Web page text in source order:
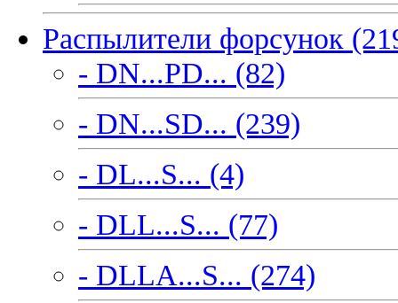
Распылители форсунок
- DN...PD... (82)
- DN...SD... (239)
- DL...S... (4)
- DLL...S... (77)
- DLLA...S... (274)